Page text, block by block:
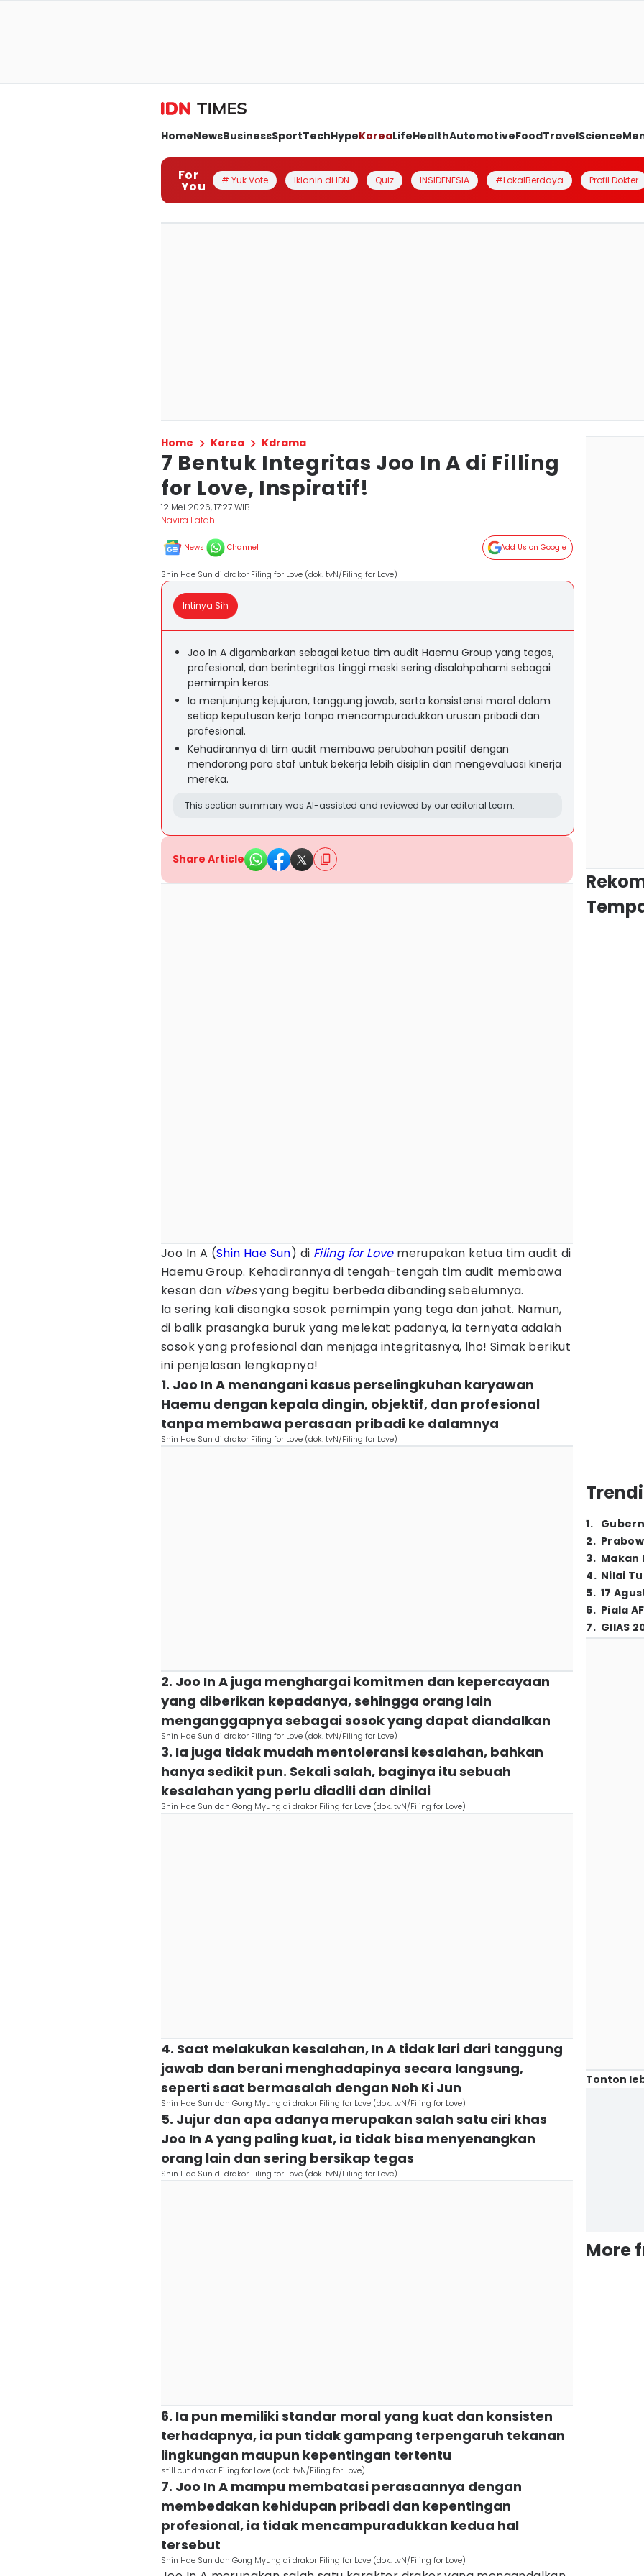
HomeNewsBusinessSportTechHypeKoreaLifeHealthAutomotiveFoodTravelScience
For
You # Yuk Vote Iklanin di IDN Quiz INSIDENESIA #LokalBerdaya Profil Dokter
Home Korea Kdrama
7 Bentuk Integritas Joo In A di Filling
for Love, Inspiratif!
12 Mei 2026, 17:27 WIB
Navira Fatah
News Channel Add Us on Google
Shin Hae Sun di drakor Filing for Love (dok. tvN/Filing for Love)
Intinya Sih
Joo In A digambarkan sebagai ketua tim audit Haemu Group yang tegas,
profesional, dan berintegritas tinggi meski sering disalahpahami sebagai
pemimpin keras.
Ia menjunjung kejujuran, tanggung jawab, serta konsistensi moral dalam
setiap keputusan kerja tanpa mencampuradukkan urusan pribadi dan
profesional.
Kehadirannya di tim audit membawa perubahan positif dengan
mendorong para staf untuk bekerja lebih disiplin dan mengevaluasi kinerja
mereka.
This section summary was AI-assisted and reviewed by our editorial team.
Share Article
Joo In A (Shin Hae Sun) di Filing for Lovemerupakan ketua tim audit di
Haemu Group. Kehadirannya di tengah-tengah tim audit membawa
kesan dan vibesyang begitu berbeda dibanding sebelumnya.
Ia sering kali disangka sosok pemimpin yang tega dan jahat. Namun,
di balik prasangka buruk yang melekat padanya, ia ternyata adalah
sosok yang profesional dan menjaga integritasnya, lho! Simak berikut
ini penjelasan lengkapnya!
1. Joo In A menangani kasus perselingkuhan karyawan
Haemu dengan kepala dingin, objektif, dan profesional
tanpa membawa perasaan pribadi ke dalamnya
Shin Hae Sun di drakor Filing for Love (dok. tvN/Filing for Love)
2. Joo In A juga menghargai komitmen dan kepercayaan
yang diberikan kepadanya, sehingga orang lain
menganggapnya sebagai sosok yang dapat diandalkan
Shin Hae Sun di drakor Filing for Love (dok. tvN/Filing for Love)
3. Ia juga tidak mudah mentoleransi kesalahan, bahkan
hanya sedikit pun. Sekali salah, baginya itu sebuah
kesalahan yang perlu diadili dan dinilai
Shin Hae Sun dan Gong Myung di drakor Filing for Love (dok. tvN/Filing for Love)
4. Saat melakukan kesalahan, In A tidak lari dari tanggung
jawab dan berani menghadapinya secara langsung,
seperti saat bermasalah dengan Noh Ki Jun
Shin Hae Sun dan Gong Myung di drakor Filing for Love (dok. tvN/Filing for Love)
5. Jujur dan apa adanya merupakan salah satu ciri khas
Joo In A yang paling kuat, ia tidak bisa menyenangkan
orang lain dan sering bersikap tegas
Shin Hae Sun di drakor Filing for Love (dok. tvN/Filing for Love)
6. Ia pun memiliki standar moral yang kuat dan konsisten
terhadapnya, ia pun tidak gampang terpengaruh tekanan
lingkungan maupun kepentingan tertentu
still cut drakor Filing for Love (dok. tvN/Filing for Love)
7. Joo In A mampu membatasi perasaannya dengan
membedakan kehidupan pribadi dan kepentingan
profesional, ia tidak mencampuradukkan kedua hal
tersebut
Shin Hae Sun dan Gong Myung di drakor Filing for Love (dok. tvN/Filing for Love)
1.
2.
3. Makan
4. Nilai
5. 17
6. Piala
7. GIIAS
Tonton
More